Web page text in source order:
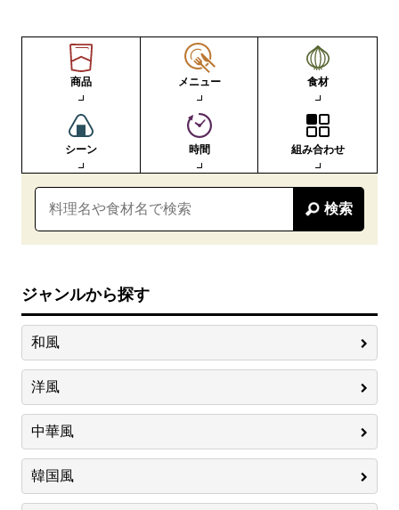
商品 メニュー 食材
シーン 時間 組み合わせ
検索
ジャンルから探す
和風
洋風
中華風
韓国風